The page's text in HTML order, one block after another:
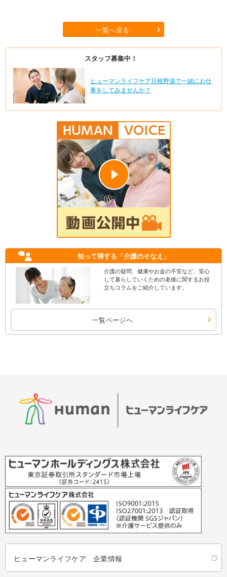
一覧へ戻る
スタッフ募集中！
ヒューマンライフケア日根野湯で一緒にお仕
事をしてみませんか？
知って得する 「介護のそなえ」
介護の疑問、健康やお金の不安など、安心
して暮らしていくための老後に関するお役
立ちコラムをご紹介しています。
一覧ページへ
ヒューマンライフケア 企業情報